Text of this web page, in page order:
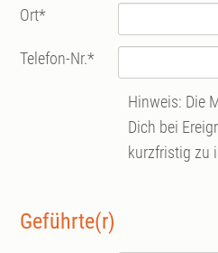
Ort*
Telefon-Nr.*
Hinweis: Die
Dich bei
kurzfristig zu
Geführte(r)